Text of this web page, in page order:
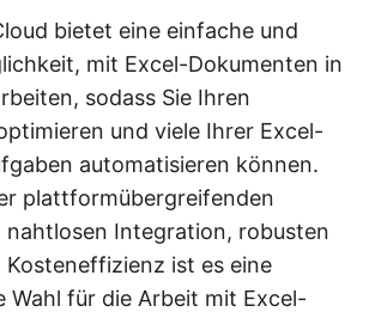
bietet eine einfache und
mit Excel-Dokumenten in
sodass Sie Ihren
und viele Ihrer Excel-
automatisieren können.
plattformübergreifenden
nahtlosen Integration, robusten
Kosteneffizienz ist es eine
Wahl für die Arbeit mit Excel-